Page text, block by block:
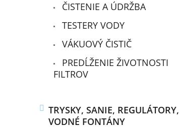
ČISTENIE A ÚDRŽBA
TESTERY VODY
VÁKUOVÝ ČISTIČ
PREDĹŽENIE ŽIVOTNOSTI
FILTROV
TRYSKY, SANIE, REGULÁTORY,
VODNÉ FONTÁNY